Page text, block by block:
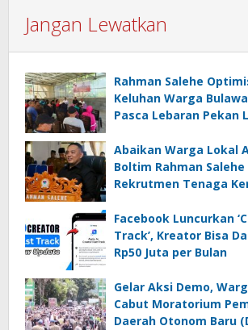
Jangan Lewatkan
Rahman Salehe
Keluhan Warga
Pasca Lebaran Pekan
Abaikan Warga Lokal
Boltim Rahman
Rekrutmen Tenaga
Facebook Luncurkan
Track’, Kreator Bisa
Rp50 Juta per Bulan
Gelar Aksi Demo,
Cabut Moratorium
Daerah Otonom Baru